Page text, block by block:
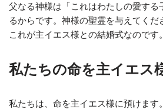
父なる神様は「これはわたしの愛する
るからです。神様の聖霊を与えてくだ
これが主イエス様との結婚式なのです。
私たちの命を主イエス
私たちは、命を主イエス様に預けます